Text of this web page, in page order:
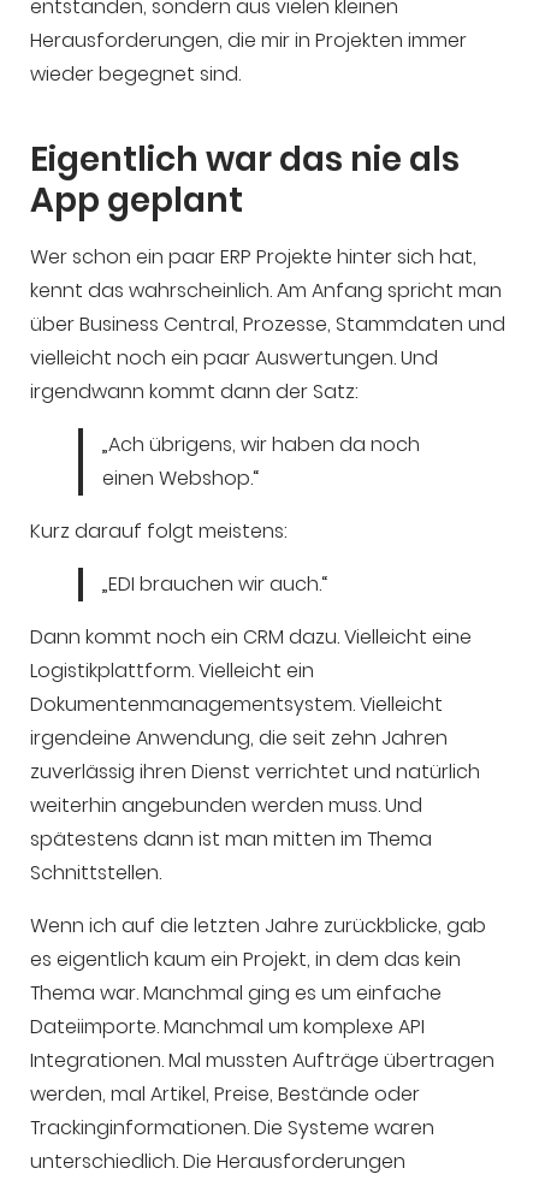
entstanden, sondern aus vielen kleinen
Herausforderungen, die mir in Projekten immer
wieder begegnet sind.
Eigentlich war das nie als
App geplant
Wer schon ein paar ERP Projekte hinter sich hat,
kennt das wahrscheinlich. Am Anfang spricht man
über Business Central, Prozesse, Stammdaten und
vielleicht noch ein paar Auswertungen. Und
irgendwann kommt dann der Satz:
„Ach übrigens, wir haben da noch
einen Webshop.“
Kurz darauf folgt meistens:
„EDI brauchen wir auch.“
Dann kommt noch ein CRM dazu. Vielleicht eine
Logistikplattform. Vielleicht ein
Dokumentenmanagementsystem. Vielleicht
irgendeine Anwendung, die seit zehn Jahren
zuverlässig ihren Dienst verrichtet und natürlich
weiterhin angebunden werden muss. Und
spätestens dann ist man mitten im Thema
Schnittstellen.
Wenn ich auf die letzten Jahre zurückblicke, gab
es eigentlich kaum ein Projekt, in dem das kein
Thema war. Manchmal ging es um einfache
Dateiimporte. Manchmal um komplexe API
Integrationen. Mal mussten Aufträge übertragen
werden, mal Artikel, Preise, Bestände oder
Trackinginformationen. Die Systeme waren
unterschiedlich. Die Herausforderungen